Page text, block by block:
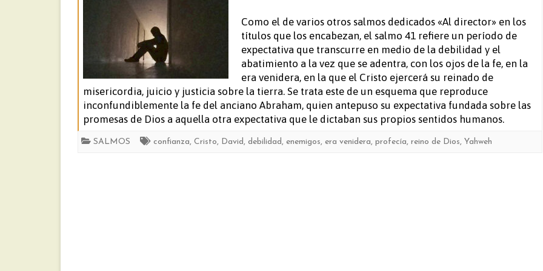
Salmo
41
Como el de varios otros salmos dedicados «Al director» en los
títulos que los encabezan, el salmo 41 refiere un período de
expectativa que transcurre en medio de la debilidad y el
abatimiento a la vez que se adentra, con los ojos de la fe, en la
era venidera, en la que el Cristo ejercerá su reinado de
misericordia, juicio y justicia sobre la tierra. Se trata este de un esquema que reproduce
inconfundiblemente la fe del anciano Abraham, quien antepuso su expectativa fundada sobre las
promesas de Dios a aquella otra expectativa que le dictaban sus propios sentidos humanos.
SALMOS confianza, Cristo, David, debilidad, enemigos, era venidera, profecía, reino de Dios, Yahweh